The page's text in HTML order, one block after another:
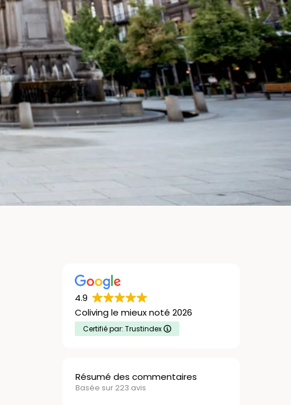
4.9
Coliving le mieux noté 2026
Certifié par: Trustindex
Résumé des commentaires
Basée sur 223 avis